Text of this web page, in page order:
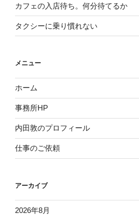
カフェの入店待ち。何分待てるか
タクシーに乗り慣れない
メニュー
ホーム
事務所HP
内田敦のプロフィール
仕事のご依頼
アーカイブ
2026年8月